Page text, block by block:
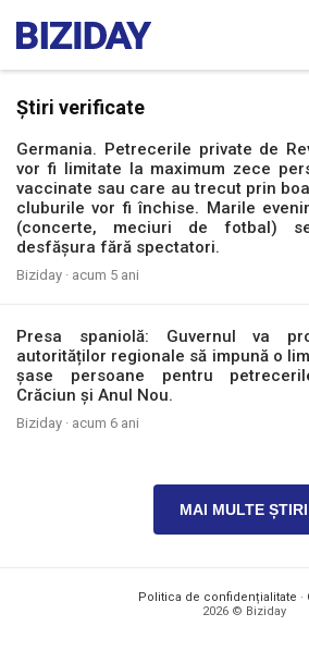
Știri verificate
Germania. Petrecerile private de
vor fi limitate la maximum zece
vaccinate sau care au trecut prin
cluburile vor fi închise. Marile
(concerte, meciuri de fotbal)
desfășura fără spectatori.
Biziday · acum 5 ani
Presa spaniolă: Guvernul va
autorităților regionale să impună o
șase persoane pentru
Crăciun și Anul Nou.
Biziday · acum 6 ani
MAI MULTE ȘTIRI
Politica de confidențialitate ·
2026 © Biziday